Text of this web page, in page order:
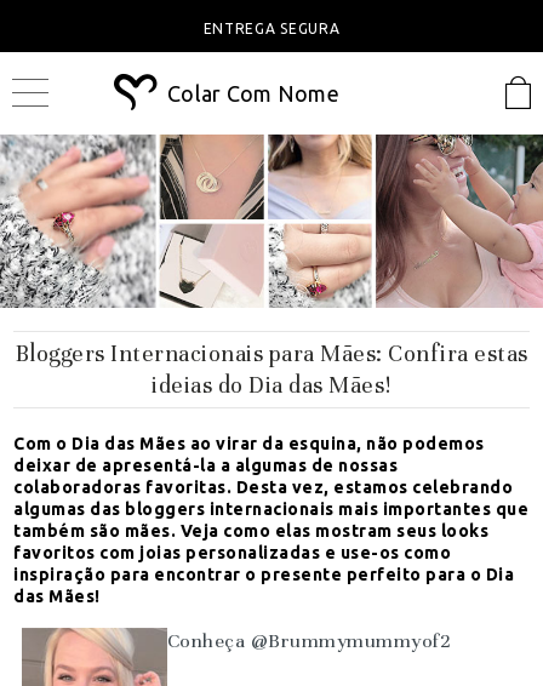
ENTREGA SEGURA
Colar Com Nome
Bloggers Internacionais para Mães: Confira estas
ideias do Dia das Mães!
Com o Dia das Mães ao virar da esquina, não podemos
deixar de apresentá-la a algumas de nossas
colaboradoras favoritas. Desta vez, estamos celebrando
algumas das bloggers internacionais mais importantes que
também são mães. Veja como elas mostram seus looks
favoritos com joias personalizadas e use-os como
inspiração para encontrar o presente perfeito para o Dia
das Mães!
Conheça @Brummymummyof2